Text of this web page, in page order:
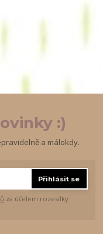
:)
a málokdy.
Přihlásit se
za účelem rozesílky